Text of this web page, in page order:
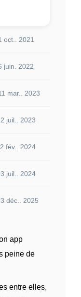
oct.. 2021
juin. 2022
mar.. 2023
juil.. 2023
fév.. 2024
juil.. 2024
déc.. 2025
app
peine de
entre elles,